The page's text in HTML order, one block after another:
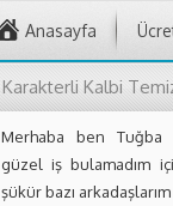
Anasayfa
Karakterli Kalbi
Merhaba ben Tuğba
güzel iş bulamadım
şükür bazı